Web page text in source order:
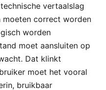
vertaalslag
moeten correct worden
worden
moet aansluiten op
Dat klinkt
moet het vooral
bruikbaar